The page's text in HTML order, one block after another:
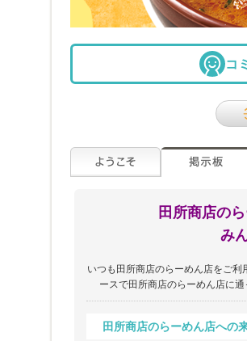
コ
田所商店の
み
いつも田所商店のらーめん店をご
ースで田所商店のらーめん店に
田所商店のらーめん店への